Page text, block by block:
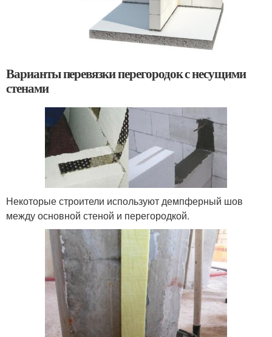
Варианты перевязки перегородок с несущими
стенами
Некоторые строители используют демпферный шов
между основной стеной и перегородкой.